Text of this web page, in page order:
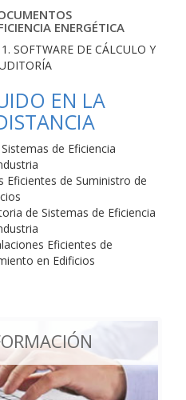
ENERGÉTICA
SOFTWARE DE CÁLCULO Y
EN LA
de Eficiencia
Eficientes de Suministro de
de Sistemas de Eficiencia
Eficientes de
en Edificios